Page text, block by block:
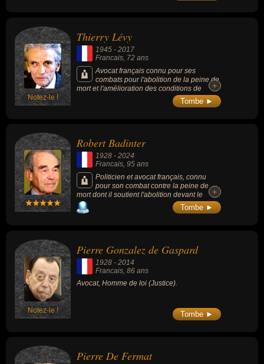
Notez-le !
Thierry Lévy
1945 - 2017
Francais , 72 ans
Avocat français connu pour ses
combats pour l'abolition de la peine de
mort et l'amélioration des conditions de
+
+
Tombe ►
Robert Badinter
1928 - 2024
Francais, 95 ans
Politicien et avocat français, connu
pour son combat contre la peine de
mort dont il soutient l'abolition devant le
Parlement en 1981, proche de François
Mitterrand, membre du Parti socialiste, il est
Seine de 1995 à 2011. Tout au long de son
engagement politique, il prend position pour
la réinsertion des détenus, pour une série
d'évolutions du Code pénal ainsi que pour la
lutte contre l'antisémitisme et contre
+
+
Tombe ►
Notez-le !
Pierre Gonzalez de Gaspard
1928 - 2014
Francais , 86 ans
Avocat, Homme de loi (Justice).
Tombe ►
Pierre De Fermat